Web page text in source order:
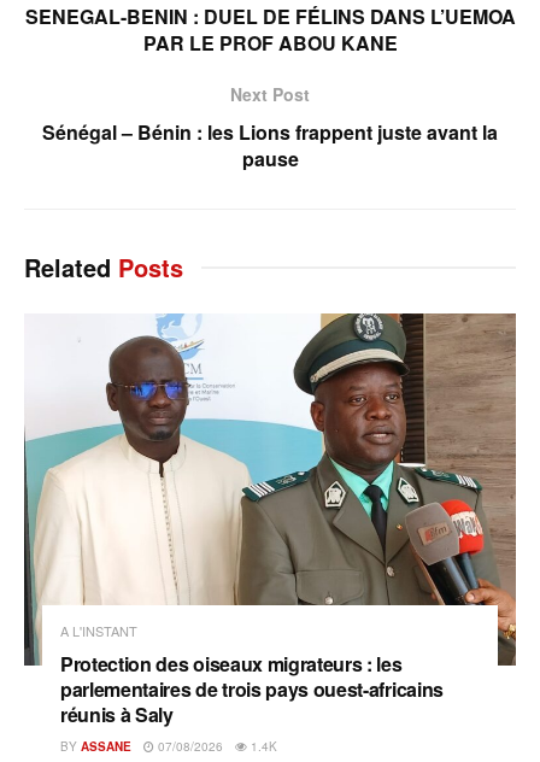
SENEGAL-BENIN : DUEL DE FÉLINS DANS L’UEMOA
PAR LE PROF ABOU KANE
Next Post
Sénégal – Bénin : les Lions frappent juste avant la
pause
Related Posts
A L'INSTANT
Protection des oiseaux migrateurs : les
parlementaires de trois pays ouest-africains
réunis à Saly
BY ASSANE 07/08/2026 1.4K